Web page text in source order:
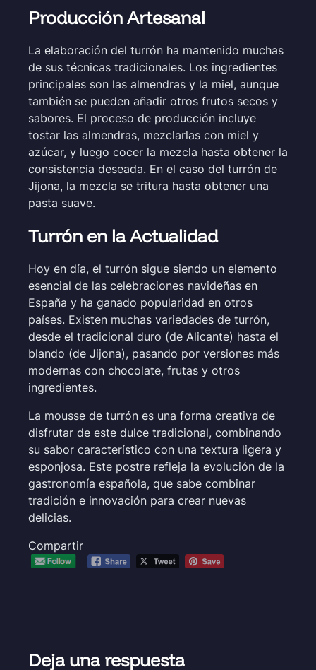
Producción Artesanal
La elaboración del turrón ha mantenido muchas
de sus técnicas tradicionales. Los ingredientes
principales son las almendras y la miel, aunque
también se pueden añadir otros frutos secos y
sabores. El proceso de producción incluye
tostar las almendras, mezclarlas con miel y
azúcar, y luego cocer la mezcla hasta obtener la
consistencia deseada. En el caso del turrón de
Jijona, la mezcla se tritura hasta obtener una
pasta suave.
Turrón en la Actualidad
Hoy en día, el turrón sigue siendo un elemento
esencial de las celebraciones navideñas en
España y ha ganado popularidad en otros
países. Existen muchas variedades de turrón,
desde el tradicional duro (de Alicante) hasta el
blando (de Jijona), pasando por versiones más
modernas con chocolate, frutas y otros
ingredientes.
La mousse de turrón es una forma creativa de
disfrutar de este dulce tradicional, combinando
su sabor característico con una textura ligera y
esponjosa. Este postre refleja la evolución de la
gastronomía española, que sabe combinar
tradición e innovación para crear nuevas
delicias.
Compartir
Deja una respuesta